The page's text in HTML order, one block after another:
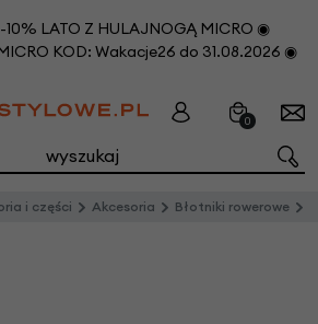
LATO Z HULAJNOGĄ MICRO ◉
KOD: Wakacje26 do 31.08.2026 ◉
0
i części Akcesoria Błotniki rowerowe